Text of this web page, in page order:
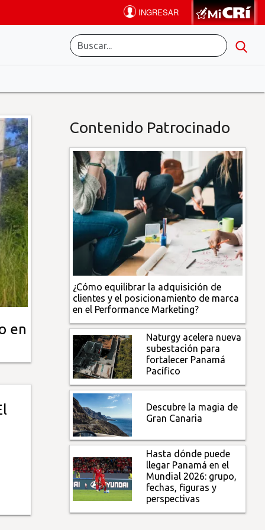
en
Contenido Patrocinado
¿Cómo equilibrar la adquisición de
clientes y el posicionamiento de marca
en el Performance Marketing?
Naturgy acelera nueva
subestación para
fortalecer Panamá
Pacífico
Descubre la magia de
Gran Canaria
Hasta dónde puede
llegar Panamá en el
Mundial 2026: grupo,
fechas, figuras y
perspectivas